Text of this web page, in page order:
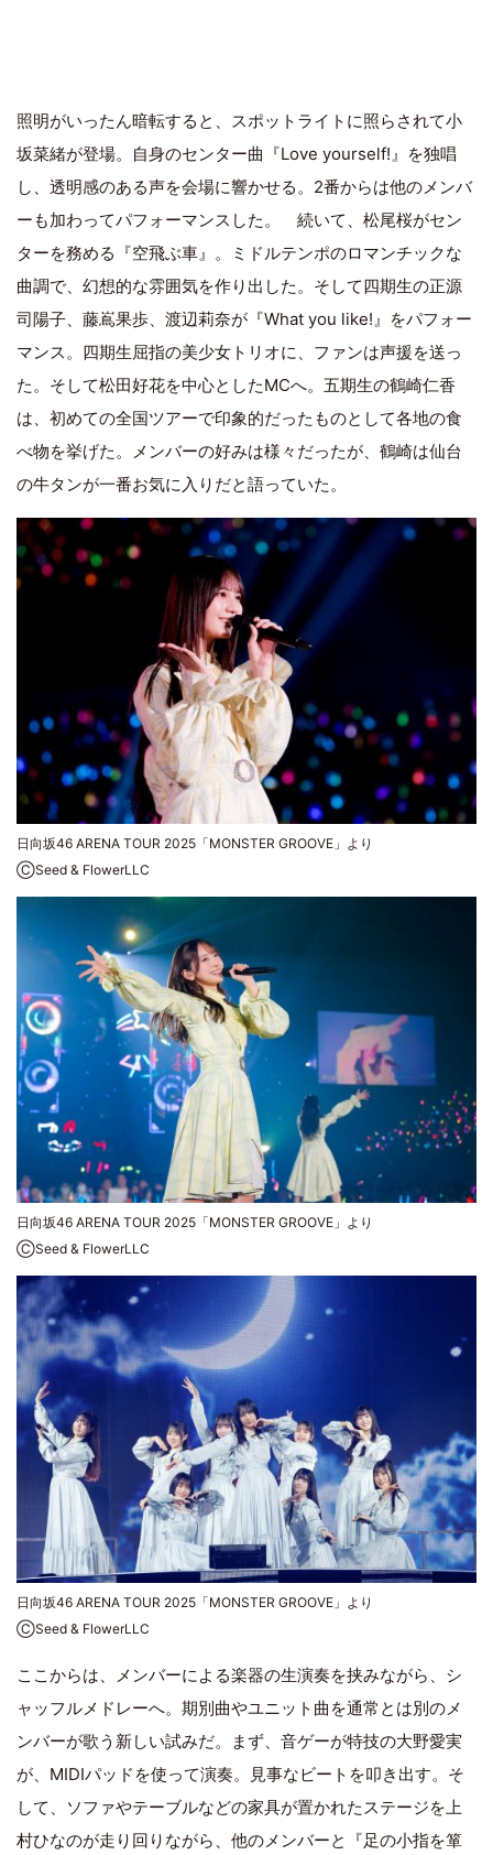
照明がいったん暗転すると、スポットライトに照らされて小
坂菜緒が登場。自身のセンター曲『Love yourself!』を独唱
し、透明感のある声を会場に響かせる。2番からは他のメンバ
ーも加わってパフォーマンスした。 続いて、松尾桜がセン
ターを務める『空飛ぶ車』。ミドルテンポのロマンチックな
曲調で、幻想的な雰囲気を作り出した。そして四期生の正源
司陽子、藤嶌果歩、渡辺莉奈が『What you like!』をパフォー
マンス。四期生屈指の美少女トリオに、ファンは声援を送っ
た。そして松田好花を中心としたMCへ。五期生の鶴崎仁香
は、初めての全国ツアーで印象的だったものとして各地の食
べ物を挙げた。メンバーの好みは様々だったが、鶴崎は仙台
の牛タンが一番お気に入りだと語っていた。
日向坂46 ARENA TOUR 2025「MONSTER GROOVE」より
ⒸSeed & FlowerLLC
日向坂46 ARENA TOUR 2025「MONSTER GROOVE」より
ⒸSeed & FlowerLLC
日向坂46 ARENA TOUR 2025「MONSTER GROOVE」より
ⒸSeed & FlowerLLC
ここからは、メンバーによる楽器の生演奏を挟みながら、シ
ャッフルメドレーへ。期別曲やユニット曲を通常とは別のメ
ンバーが歌う新しい試みだ。まず、音ゲーが特技の大野愛実
が、MIDIパッドを使って演奏。見事なビートを叩き出す。そ
して、ソファやテーブルなどの家具が置かれたステージを上
村ひなのが走り回りながら、他のメンバーと『足の小指を箪